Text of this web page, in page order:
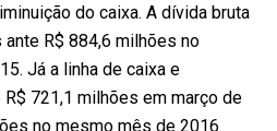
do caixa. A dívida bruta
R$ 884,6 milhões no
Já a linha de caixa e
721,1 milhões em março de
no mesmo mês de 2016.